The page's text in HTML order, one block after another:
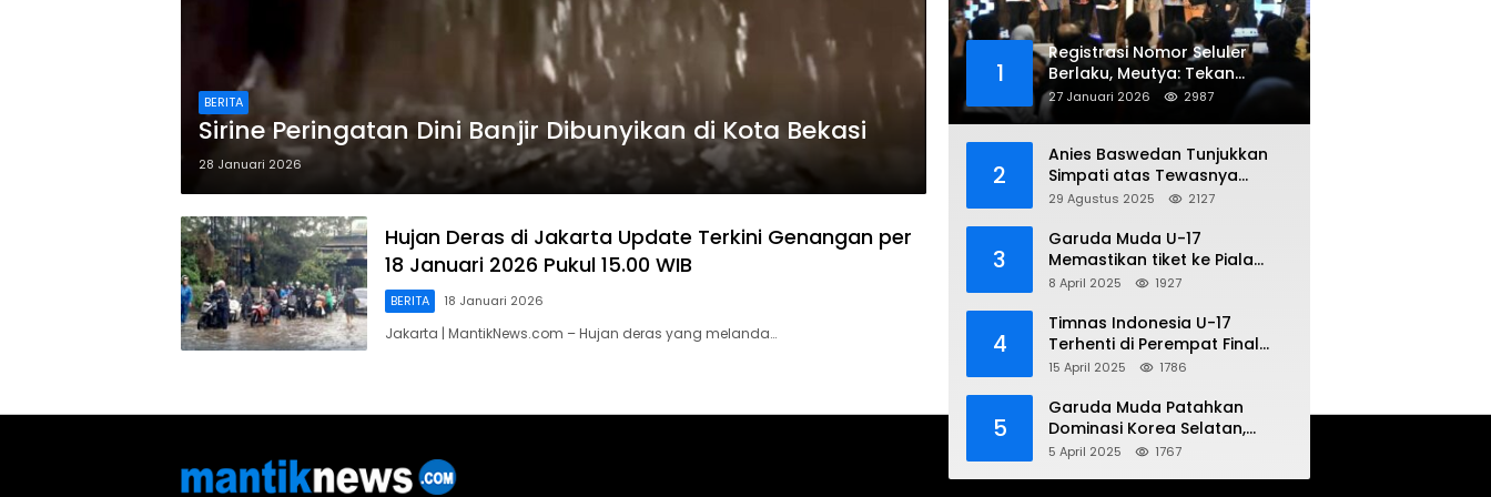
BERITA
Sirine Peringatan Dini Banjir Dibunyikan di Kota Bekasi
28 Januari 2026
Hujan Deras di Jakarta Update Terkini Genangan per
18 Januari 2026 Pukul 15.00 WIB
BERITA 18 Januari 2026
Jakarta | MantikNews.com – Hujan deras yang melanda…
1
Registrasi Nomor Seluler
Berlaku, Meutya: Tekan
Penipuan Online
27 Januari 2026 2987
2
Anies Baswedan Tunjukkan
Simpati atas Tewasnya
Pengemudi Ojol dalam Aksi
29 Agustus 2025 2127
3
Garuda Muda U-17
Memastikan tiket ke Piala
Dunia Setelah Mencetak
Yaman 4-1 di Piala Asia 2025
8 April 2025 1927
4
Timnas Indonesia U-17
Terhenti di Perempat Final
Piala Asia 2025: Terkecoh
15 April 2025 1786
5
Garuda Muda Patahkan
Dominasi Korea Selatan,
Dalam Laga Pembuka Piala
5 April 2025 1767